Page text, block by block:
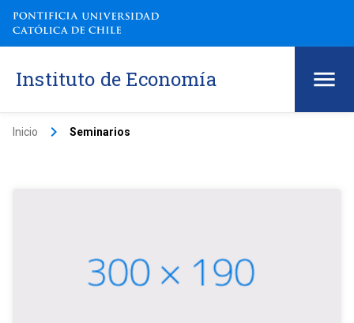
Instituto de Economía
Inicio keyboard_arrow_right Seminarios